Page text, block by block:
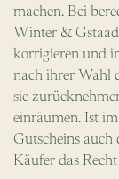
machen. Bei
Winter & Gstaad
korrigieren und
nach ihrer Wahl
sie
einräumen. Ist
Gutscheins auch
Käufer das